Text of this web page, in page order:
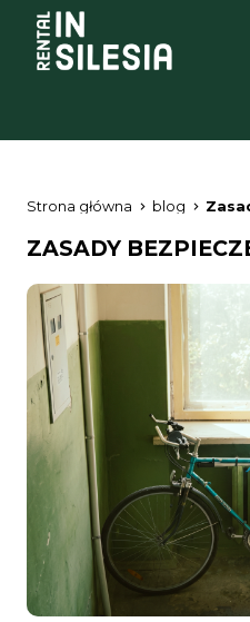
Strona główna blog
ZASADY